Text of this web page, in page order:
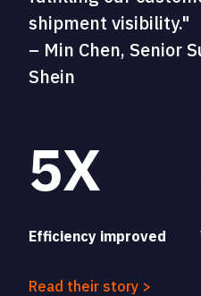
shipment visibility."
– Min Chen, Senior
Shein
5X
Efficiency improved
Read their story >